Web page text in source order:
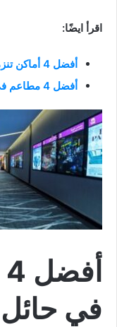
اقرأ ايضًا:
أفضل 4 أماكن تنزه للعوائل في حائل
أفضل 4 مطاعم في حائل
في حائل